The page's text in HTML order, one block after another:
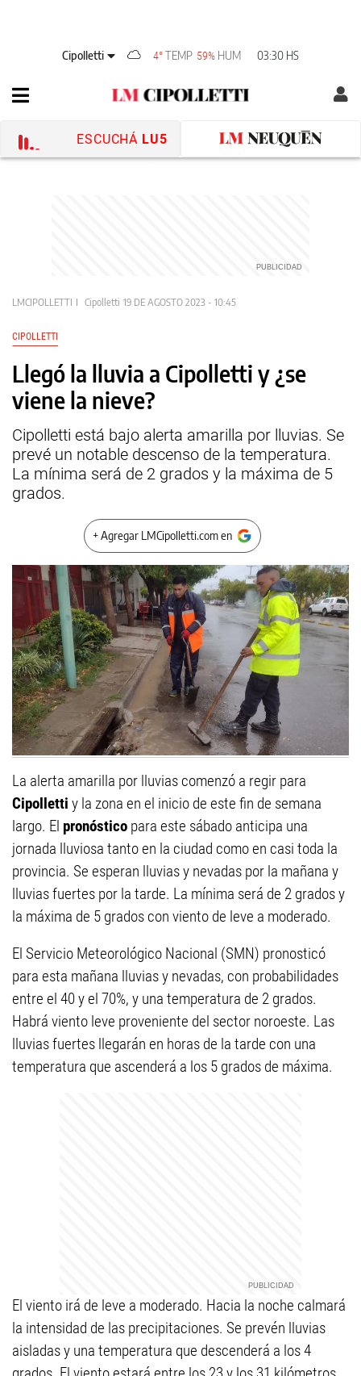
Cipolletti 4° TEMP 59% HUM 03:30 HS
ESCUCHÁ LU5
LMCIPOLLETTI Cipolletti 19 DE AGOSTO 2023 - 10:45
CIPOLLETTI
Llegó la lluvia a Cipolletti y ¿se
viene la nieve?
Cipolletti está bajo alerta amarilla por lluvias. Se
prevé un notable descenso de la temperatura.
La mínima será de 2 grados y la máxima de 5
grados.
+ Agregar LMCipolletti.com en
La alerta amarilla por lluvias comenzó a regir para
Cipolletti y la zona en el inicio de este fin de semana
largo. El pronóstico para este sábado anticipa una
jornada lluviosa tanto en la ciudad como en casi toda la
provincia. Se esperan lluvias y nevadas por la mañana y
lluvias fuertes por la tarde. La mínima será de 2 grados y
la máxima de 5 grados con viento de leve a moderado.
El Servicio Meteorológico Nacional (SMN) pronosticó
para esta mañana lluvias y nevadas, con probabilidades
entre el 40 y el 70%, y una temperatura de 2 grados.
Habrá viento leve proveniente del sector noroeste. Las
lluvias fuertes llegarán en horas de la tarde con una
temperatura que ascenderá a los 5 grados de máxima.
El viento irá de leve a moderado. Hacia la noche calmará
la intensidad de las precipitaciones. Se prevén lluvias
aisladas y una temperatura que descenderá a los 4